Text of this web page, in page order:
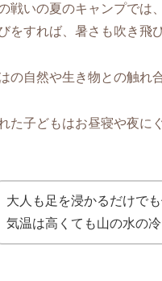
戦いの夏のキャンプでは
をすれば、暑さも吹き飛
の自然や生き物との触れ
た子どもはお昼寝や夜に
大人も足を浸かるだけで
気温は高くても山の水の